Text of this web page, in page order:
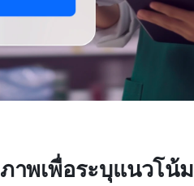
าพเพื่อระบุแนวโน้ม